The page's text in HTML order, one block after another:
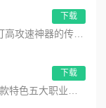
下载
下载